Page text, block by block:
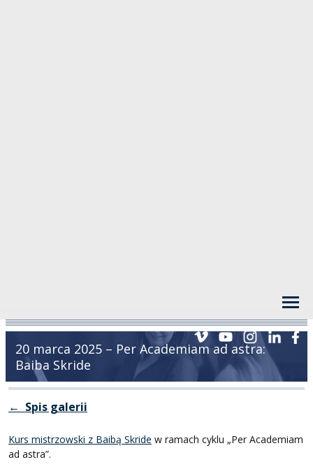
20 marca 2025 – Per Academiam ad astra:
Baiba Skride
← Spis galerii
Kurs mistrzowski z Baibą Skride w ramach cyklu „Per Academiam
ad astra”.